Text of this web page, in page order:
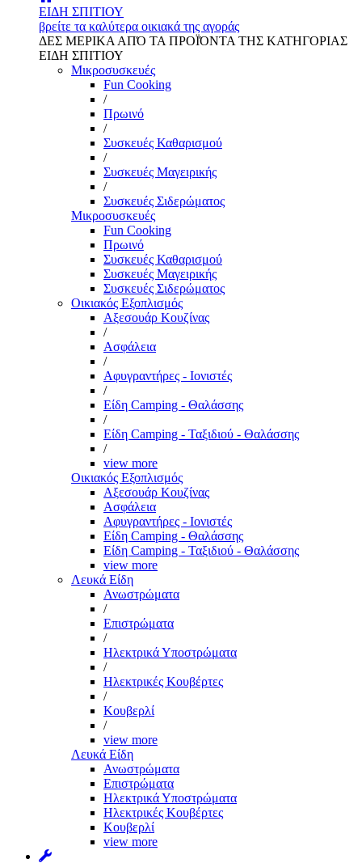
ΕΙΔΗ ΣΠΙΤΙΟΥ
βρείτε τα καλύτερα οικιακά της αγοράς
ΔΕΣ ΜΕΡΙΚΑ ΑΠΌ ΤΑ ΠΡΟΪΌΝΤΑ ΤΗΣ ΚΑΤΗΓΟΡΙΑΣ
ΕΙΔΗ ΣΠΙΤΙΟΥ
Μικροσυσκευές
Fun Cooking
/
Πρωινό
/
Συσκευές Καθαρισμού
/
Συσκευές Μαγειρικής
/
Συσκευές Σιδερώματος
Μικροσυσκευές
Fun Cooking
Πρωινό
Συσκευές Καθαρισμού
Συσκευές Μαγειρικής
Συσκευές Σιδερώματος
Οικιακός Εξοπλισμός
Αξεσουάρ Κουζίνας
/
Ασφάλεια
/
Αφυγραντήρες - Ιονιστές
/
Είδη Camping - Θαλάσσης
/
Είδη Camping - Ταξιδιού - Θαλάσσης
/
view more
Οικιακός Εξοπλισμός
Αξεσουάρ Κουζίνας
Ασφάλεια
Αφυγραντήρες - Ιονιστές
Είδη Camping - Θαλάσσης
Είδη Camping - Ταξιδιού - Θαλάσσης
view more
Λευκά Είδη
Ανωστρώματα
/
Επιστρώματα
/
Ηλεκτρικά Υποστρώματα
/
Ηλεκτρικές Κουβέρτες
/
Κουβερλί
/
view more
Λευκά Είδη
Ανωστρώματα
Επιστρώματα
Ηλεκτρικά Υποστρώματα
Ηλεκτρικές Κουβέρτες
Κουβερλί
view more